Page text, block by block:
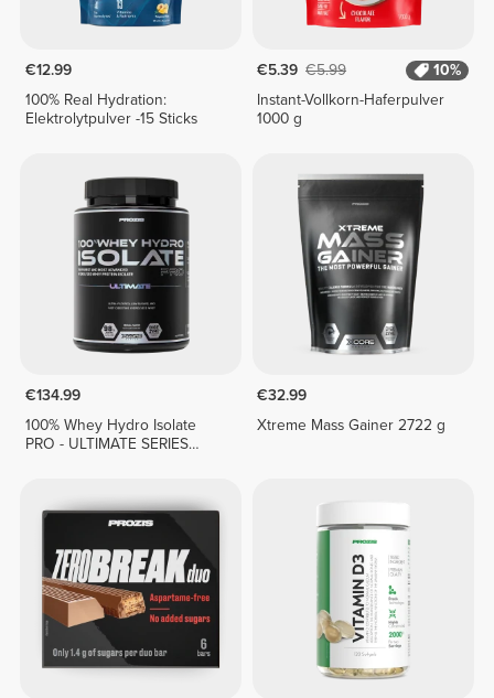
€12.99
100% Real Hydration:
Elektrolytpulver -15 Sticks
€5.39 €5.99
10%
Instant-Vollkorn-Haferpulver
1000 g
€134.99
100% Whey Hydro Isolate
PRO - ULTIMATE SERIES
€32.99
Xtreme Mass Gainer 2722 g